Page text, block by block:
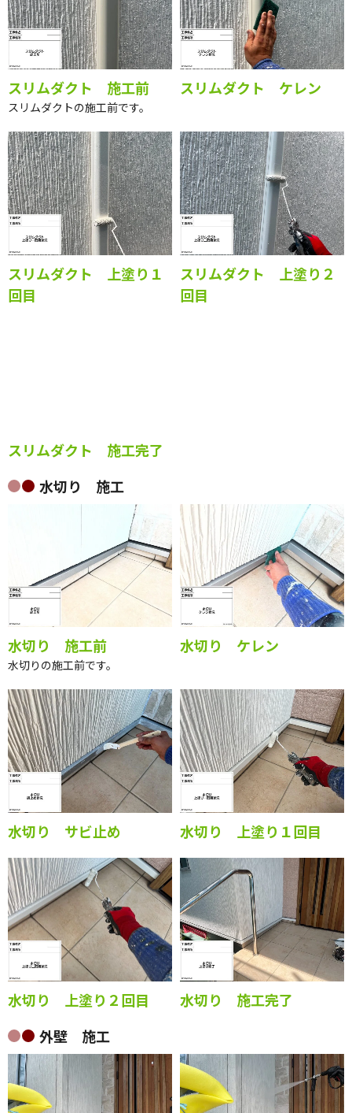
スリムダクト 施工前
スリムダクトの施工前です。
スリムダクト ケレン
スリムダクト 上塗り１
回目
スリムダクト 上塗り２
回目
スリムダクト 施工完了
水切り 施工
水切り 施工前 水切り ケレン
水切り サビ止め 水切り 上塗り１回目
水切り 上塗り２回目
水切り 施工完了
外壁 施工